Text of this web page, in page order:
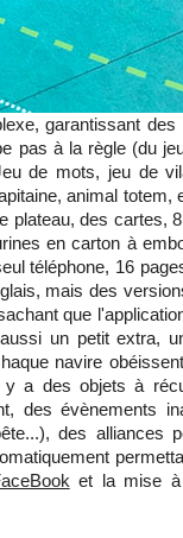
garantissant
pas à la règle (du
de mots, jeu de
animal totem,
plateau, des cartes,
en carton à
téléphone, 16
mais des
que
un petit extra,
navire
a des objets à
des évènements
des alliances
et la mise à